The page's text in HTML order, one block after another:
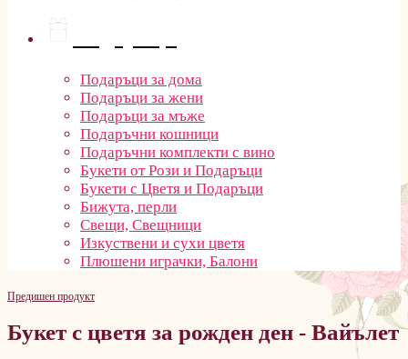
Подаръци за дома
Подаръци за жени
Подаръци за мъже
Подаръчни кошници
Подаръчни комплекти с вино
Букети от Рози и Подаръци
Букети с Цветя и Подаръци
Бижута, перли
Свещи, Свещници
Изкуствени и сухи цветя
Плюшени играчки, Балони
Предишен продукт
Букет с цветя за рожден ден - Вайълет